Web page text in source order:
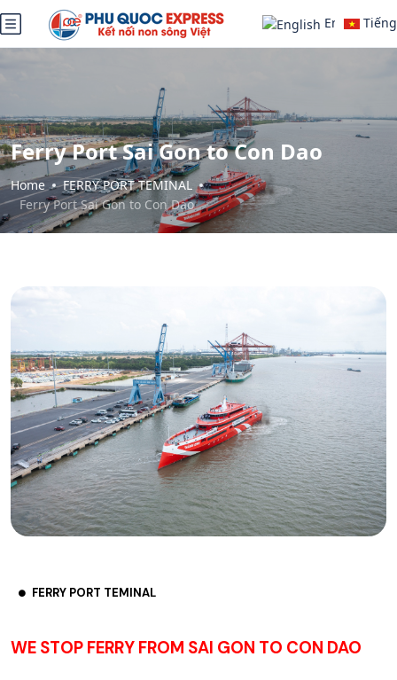
EnglishTiếng
Ferry Port Sai Gon to Con Dao
Home
FERRY PORT TEMINAL
Ferry Port Sai Gon to Con Dao
FERRY PORT TEMINAL
WE STOP FERRY FROM SAI GON TO CON DAO